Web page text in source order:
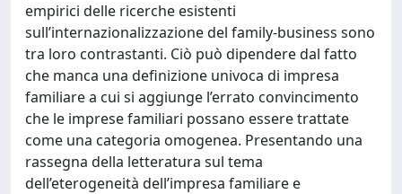
empirici delle ricerche esistenti
sull’internazionalizzazione del family-business sono
tra loro contrastanti. Ciò può dipendere dal fatto
che manca una definizione univoca di impresa
familiare a cui si aggiunge l’errato convincimento
che le imprese familiari possano essere trattate
come una categoria omogenea. Presentando una
rassegna della letteratura sul tema
dell’eterogeneità dell’impresa familiare e